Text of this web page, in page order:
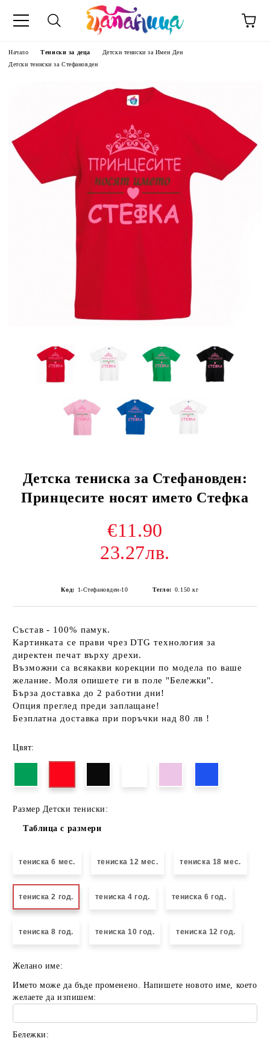
Начало Тениски за деца
Детски тениски за Имен Ден
Детски тениски за Стефановден
Детска тениска за Стефановден:
Принцесите носят името Стефка
€11.90
23.27лв.
Код: 1-Стефановден-10 Тегло: 0.150 кг
Състав - 100% памук.
Картинката се прави чрез DTG технология за
директен печат върху дрехи.
Възможни са всякакви корекции по модела по ваше
желание. Моля опишете ги в поле "Бележки".
Бърза доставка до 2 работни дни!
Опция преглед преди заплащане!
Безплатна доставка при поръчки над 80 лв !
Цвят:
Размер Детски тениски:
Таблица с размери
тениска 6 мес. тениска 12 мес. тениска 18 мес.
тениска 2 год. тениска 4 год. тениска 6 год.
тениска 8 год. тениска 10 год. тениска 12 год.
Желано име:
Името може да бъде променено. Напишете новото име, което
желаете да изпишем:
Бележки: